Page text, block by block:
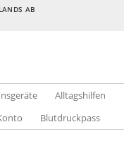
AB
Alltagshilfen
Blutdruckpass